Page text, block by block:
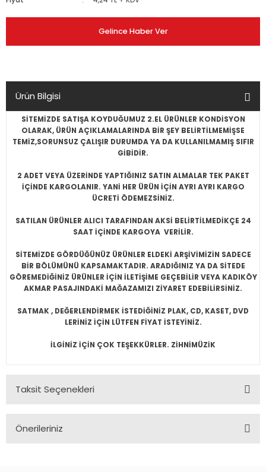
Gelince Haber Ver
Ürün Bilgisi
SİTEMİZDE SATIŞA KOYDUĞUMUZ 2.EL ÜRÜNLER KONDİSYON
OLARAK, ÜRÜN AÇIKLAMALARINDA BİR ŞEY BELİRTİLMEMİŞSE
TEMİZ,SORUNSUZ ÇALIŞIR DURUMDA YA DA KULLANILMAMIŞ SIFIR
GİBİDİR.
2 ADET VEYA ÜZERİNDE YAPTIĞINIZ SATIN ALMALAR TEK PAKET
İÇİNDE KARGOLANIR. YANİ HER ÜRÜN İÇİN AYRI AYRI KARGO
ÜCRETİ ÖDEMEZSİNİZ.
SATILAN ÜRÜNLER ALICI TARAFINDAN AKSİ BELİRTİLMEDİKÇE 24
SAAT İÇİNDE KARGOYA VERİLİR.
SİTEMİZDE GÖRDÜĞÜNÜZ ÜRÜNLER ELDEKİ ARŞİVİMİZİN SADECE
BİR BÖLÜMÜNÜ KAPSAMAKTADIR. ARADIĞINIZ YA DA SİTEDE
GÖREMEDİĞİNİZ ÜRÜNLER İÇİN İLETİŞİME GEÇEBİLİR VEYA KADIKÖY
AKMAR PASAJINDAKİ MAĞAZAMIZI ZİYARET EDEBİLİRSİNİZ.
SATMAK , DEĞERLENDİRMEK İSTEDİĞİNİZ PLAK, CD, KASET, DVD
LERİNİZ İÇİN LÜTFEN FİYAT İSTEYİNİZ.
İLGİNİZ İÇİN ÇOK TEŞEKKÜRLER. ZİHNİMÜZİK
Taksit Seçenekleri
Önerileriniz